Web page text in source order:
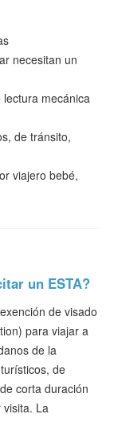
necesitan un
mecánica
de tránsito,
viajero bebé,
un ESTA?
de visado
para viajar a
de la
de
corta duración
La